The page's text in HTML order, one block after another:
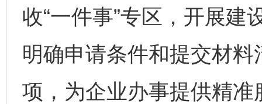
收“一件事”专区，开展
明确申请条件和提交材
项，为企业办事提供精